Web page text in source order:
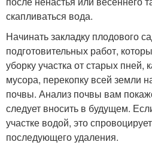
скапливаться вода.
Начинать закладку плодового
подготовительных работ,
уборку участка от старых пней,
мусора, перекопку всей земли
почвы. Анализ почвы вам
следует вносить в будущем.
участке водой, это
последующего удаления.